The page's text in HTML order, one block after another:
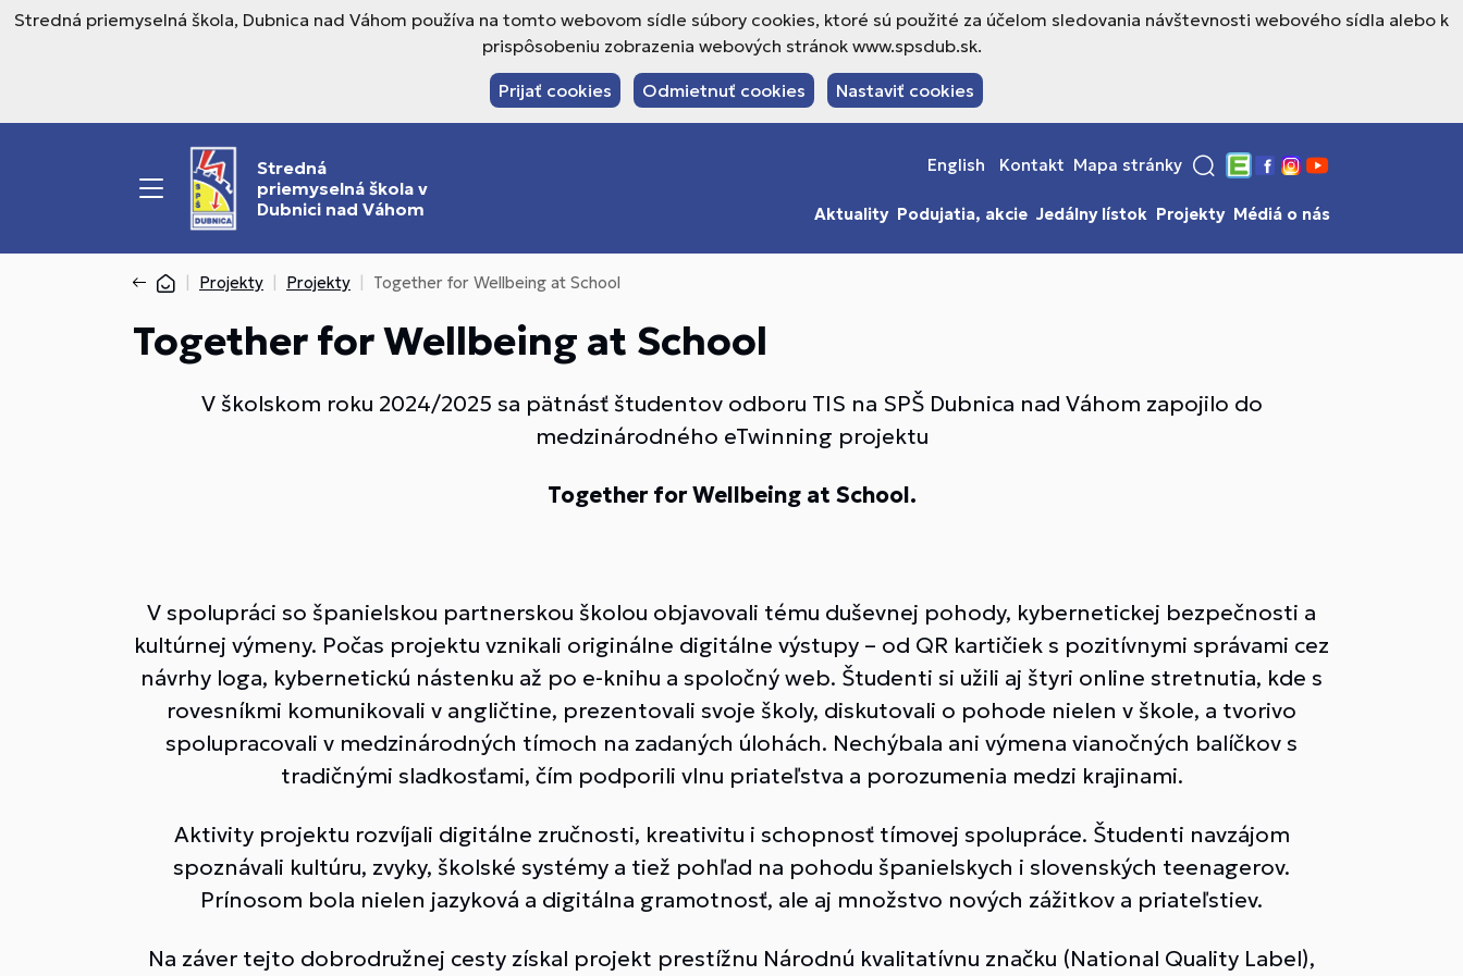
Stredná priemyselná škola, Dubnica nad Váhom používa na tomto webovom sídle súbory cookies, ktoré sú použité za účelom sledovania návštevnosti webového sídla alebo k
prispôsobeniu zobrazenia webových stránok www.spsdub.sk.
Prijať cookies Odmietnuť cookies Nastaviť cookies
Stredná
priemyselná škola v
Dubnici nad Váhom
English Kontakt Mapa stránky
Edupage
Facebook
Instagram
YouTube
Aktuality Podujatia, akcie Jedálny lístok Projekty Médiá o nás
Projekty Projekty Together for Wellbeing at School
Together for Wellbeing at School
V školskom roku 2024/2025 sa pätnásť študentov odboru TIS na SPŠ Dubnica nad Váhom zapojilo do
medzinárodného eTwinning projektu
Together for Wellbeing at School.
V spolupráci so španielskou partnerskou školou objavovali tému duševnej pohody, kybernetickej bezpečnosti a
kultúrnej výmeny. Počas projektu vznikali originálne digitálne výstupy – od QR kartičiek s pozitívnymi správami cez
návrhy loga, kybernetickú nástenku až po e-knihu a spoločný web. Študenti si užili aj štyri online stretnutia, kde s
rovesníkmi komunikovali v angličtine, prezentovali svoje školy, diskutovali o pohode nielen v škole, a tvorivo
spolupracovali v medzinárodných tímoch na zadaných úlohách. Nechýbala ani výmena vianočných balíčkov s
tradičnými sladkosťami, čím podporili vlnu priateľstva a porozumenia medzi krajinami.
Aktivity projektu rozvíjali digitálne zručnosti, kreativitu i schopnosť tímovej spolupráce. Študenti navzájom
spoznávali kultúru, zvyky, školské systémy a tiež pohľad na pohodu španielskych i slovenských teenagerov.
Prínosom bola nielen jazyková a digitálna gramotnosť, ale aj množstvo nových zážitkov a priateľstiev.
Na záver tejto dobrodružnej cesty získal projekt prestížnu Národnú kvalitatívnu značku (National Quality Label),